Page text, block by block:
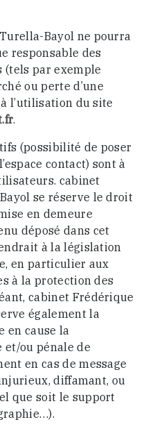
Bayol ne pourra
responsable des
(tels par exemple
ou perte d’une
l’utilisation du site
.
(possibilité de poser
contact) sont à
cabinet
se réserve le droit
en demeure
déposé dans cet
à la législation
en particulier aux
à la protection des
cabinet Frédérique
également la
en cause la
ou pénale de
en cas de message
diffamant, ou
que soit le support